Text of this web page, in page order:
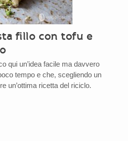
fillo con tofu e
qui un’idea facile ma davvero
tempo e che, scegliendo un
un’ottima ricetta del riciclo.